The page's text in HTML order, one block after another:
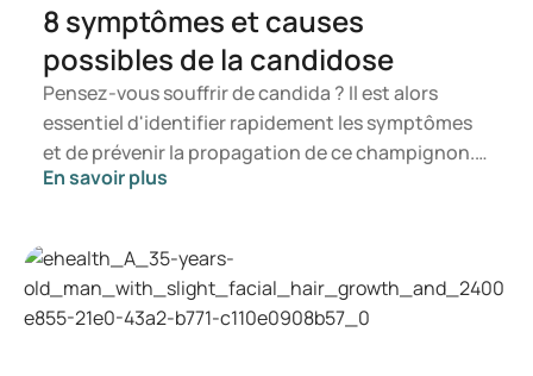
8 symptômes et causes
possibles de la candidose
Pensez-vous souffrir de candida ? Il est alors
essentiel d'identifier rapidement les symptômes
et de prévenir la propagation de ce champignon.
Dans cet article, vous découvrirez ce qu'est le
développement d'une infection à candida. Vous
saurez ainsi à quel moment il est pertinent de
consulter un professionnel de santé.
En savoir plus